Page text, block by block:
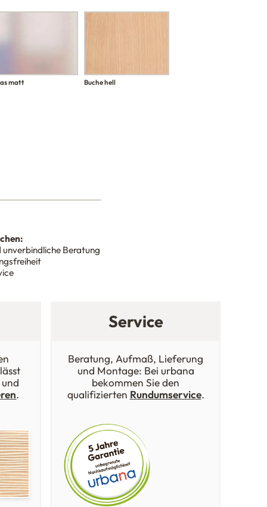
matt Buche hell
Beratung
.
Service
Beratung, Aufmaß, Lieferung
und Montage: Bei urbana
bekommen Sie den
qualifizierten Rundumservice.